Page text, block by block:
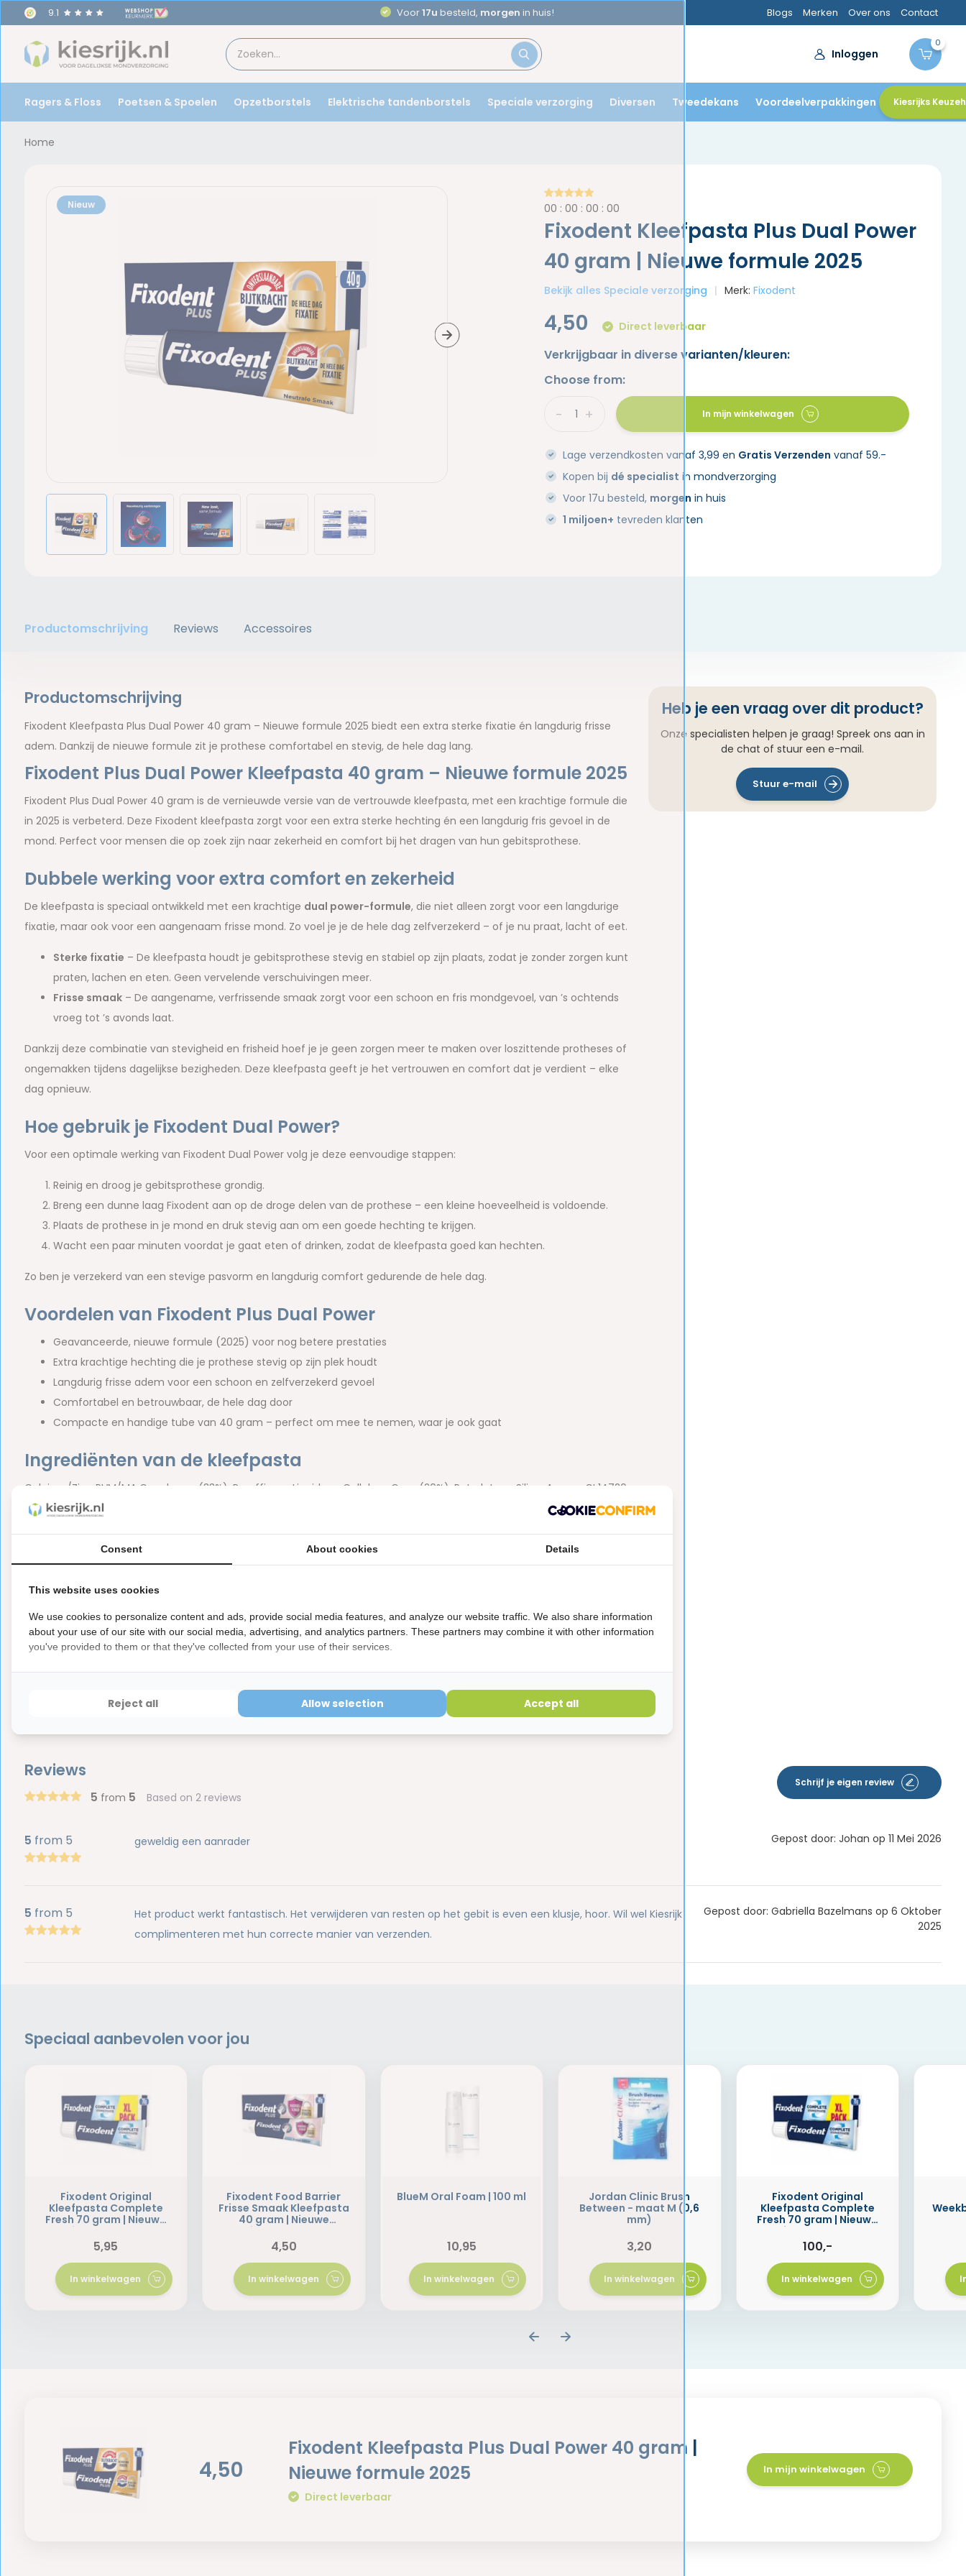
9.1 Aanbevolen doortandartsen Blogs Merken Over ons Contact
Inloggen
0
Ragers & Floss Poetsen & Spoelen Opzetborstels Elektrische tandenborstels Speciale verzorging Diversen Tweedekans Voordeelverpakkingen Kiesrijks
Home
Nieuw 00 :00 :00 :00
Fixodent Kleefpasta Plus Dual Power
40 gram | Nieuwe formule 2025
Bekijk alles Speciale verzorging Merk:Fixodent
4,50 Direct leverbaar
Verkrijgbaar in diverse varianten/kleuren:
Choose from:
+
- In mijn winkelwagen
Lage verzendkosten vanaf 3,99 en Gratis Verzenden vanaf 59.-
Kopen bij dé specialist in mondverzorging
Voor 17u besteld, morgen in huis
1 miljoen+ tevreden klanten
Productomschrijving Reviews Accessoires
Productomschrijving
Fixodent Kleefpasta Plus Dual Power 40 gram – Nieuwe formule 2025 biedt een extra sterke fixatie én langdurig frisse
adem. Dankzij de nieuwe formule zit je prothese comfortabel en stevig, de hele dag lang.
Fixodent Plus Dual Power Kleefpasta 40 gram – Nieuwe formule 2025
Fixodent Plus Dual Power 40 gram is de vernieuwde versie van de vertrouwde kleefpasta, met een krachtige formule die
in 2025 is verbeterd. Deze Fixodent kleefpasta zorgt voor een extra sterke hechting én een langdurig fris gevoel in de
mond. Perfect voor mensen die op zoek zijn naar zekerheid en comfort bij het dragen van hun gebitsprothese.
Dubbele werking voor extra comfort en zekerheid
De kleefpasta is speciaal ontwikkeld met een krachtige dual power-formule, die niet alleen zorgt voor een langdurige
fixatie, maar ook voor een aangenaam frisse mond. Zo voel je je de hele dag zelfverzekerd – of je nu praat, lacht of eet.
Sterke fixatie – De kleefpasta houdt je gebitsprothese stevig en stabiel op zijn plaats, zodat je zonder zorgen kunt
praten, lachen en eten. Geen vervelende verschuivingen meer.
Frisse smaak– De aangename, verfrissende smaak zorgt voor een schoon en fris mondgevoel, van ’s ochtends
vroeg tot ’s avonds laat.
Dankzij deze combinatie van stevigheid en frisheid hoef je je geen zorgen meer te maken over loszittende protheses of
ongemakken tijdens dagelijkse bezigheden. Deze kleefpasta geeft je het vertrouwen en comfort dat je verdient – elke
dag opnieuw.
Hoe gebruik je Fixodent Dual Power?
Voor een optimale werking van Fixodent Dual Power volg je deze eenvoudige stappen:
Reinig en droog je gebitsprothese grondig.
Breng een dunne laag Fixodent aan op de droge delen van de prothese – een kleine hoeveelheid is voldoende.
Plaats de prothese in je mond en druk stevig aan om een goede hechting te krijgen.
Wacht een paar minuten voordat je gaat eten of drinken, zodat de kleefpasta goed kan hechten.
Zo ben je verzekerd van een stevige pasvorm en langdurig comfort gedurende de hele dag.
Voordelen van Fixodent Plus Dual Power
Geavanceerde, nieuwe formule (2025) voor nog betere prestaties
Extra krachtige hechting die je prothese stevig op zijn plek houdt
Langdurig frisse adem voor een schoon en zelfverzekerd gevoel
Comfortabel en betrouwbaar, de hele dag door
Compacte en handige tube van 40 gram – perfect om mee te nemen, waar je ook gaat
Ingrediënten van de kleefpasta
Calcium/Zinc PVM/MA Copolymer (33%), Paraffinum Liquidum, Cellulose Gum (20%), Petrolatum, Silica, Aroma, CI 14720,
Menthol, CI 16185, Limonene.
Inhoud van de verpakking:
Let op
Dit is een hygiëne product met aangepaste retourvoorwaarden
Hygiëneartikelen waarvan de verzegeling na de levering is verbroken kunnen niet geretourneerd worden en
hebben ook een waardevermindering van 100%.
Heb je een vraag over dit product?
Onze specialisten helpen je graag! Spreek ons aan in
de chat of stuur een e-mail.
Stuur e-mail
Reviews
5 from 5 Based on 2 reviews
Schrijf je eigen review
5 from 5 geweldig een aanrader Gepost door: Johan op 11 Mei 2026
5 from 5
Het product werkt fantastisch. Het verwijderen van resten op het gebit is even een klusje, hoor. Wil wel Kiesrijk
complimenteren met hun correcte manier van verzenden.
Gepost door: Gabriella Bazelmans op 6 Oktober
2025
Speciaal aanbevolen voor jou
Fixodent Original
Kleefpasta Complete
Fresh 70 gram | Nieuwe
formule 2025
5,95
In winkelwagen
Fixodent Food Barrier
Frisse Smaak Kleefpasta
40 gram | Nieuwe
formule 2025
4,50
In winkelwagen
BlueM Oral Foam | 100 ml
10,95
In winkelwagen
Jordan Clinic Brush
Between - maat M (0,6
mm)
3,20
In winkelwagen
Fixodent Original
Kleefpasta Complete
Fresh 70 gram | Nieuwe
formule 2025
100,-
In winkelwagen
4,50
Fixodent Kleefpasta Plus Dual Power 40 gram |
Nieuwe formule 2025
Direct leverbaar
In mijn winkelwagen
Consent About cookies Details
This website uses cookies
We use cookies to personalize content and ads, provide social media features, and analyze our website traffic. We also share information
about your use of our site with our social media, advertising, and analytics partners. These partners may combine it with other information
you've provided to them or that they've collected from your use of their services.
Reject all Allow selection Accept all